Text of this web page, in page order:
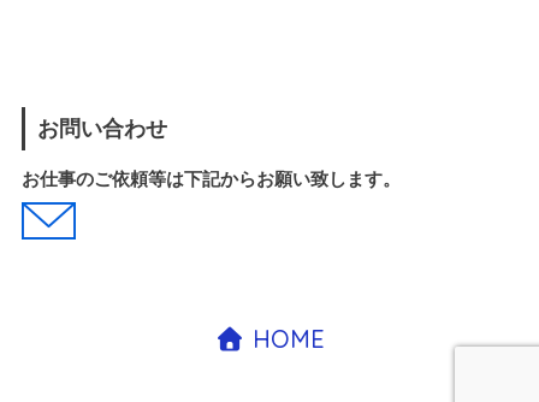
お問い合わせ
お仕事のご依頼等は下記からお願い致します。
HOME